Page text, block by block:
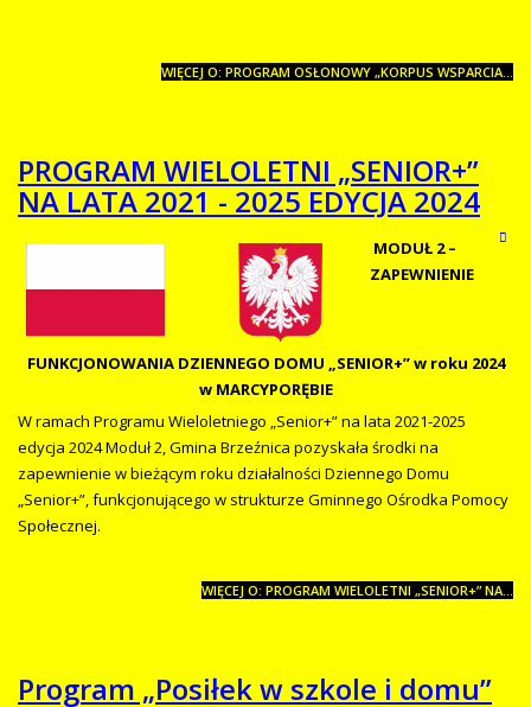
WIĘCEJ O: PROGRAM OSŁONOWY „KORPUS WSPARCIA...
PROGRAM WIELOLETNI „SENIOR+”
NA LATA 2021 - 2025 EDYCJA 2024
MODUŁ 2 –
ZAPEWNIENIE
FUNKCJONOWANIA DZIENNEGO DOMU „SENIOR+” w roku 2024
w MARCYPORĘBIE
W ramach Programu Wieloletniego „Senior+” na lata 2021-2025
edycja 2024 Moduł 2, Gmina Brzeźnica pozyskała środki na
zapewnienie w bieżącym roku działalności Dziennego Domu
„Senior+”, funkcjonującego w strukturze Gminnego Ośrodka Pomocy
Społecznej.
WIĘCEJ O: PROGRAM WIELOLETNI „SENIOR+” NA...
Program „Posiłek w szkole i domu”